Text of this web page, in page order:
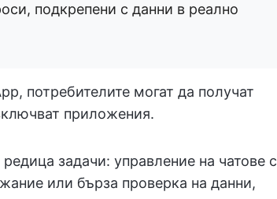
подкрепени с данни в реално
потребителите могат да получат
приложения.
задачи: управление на чатове с
или бърза проверка на данни,